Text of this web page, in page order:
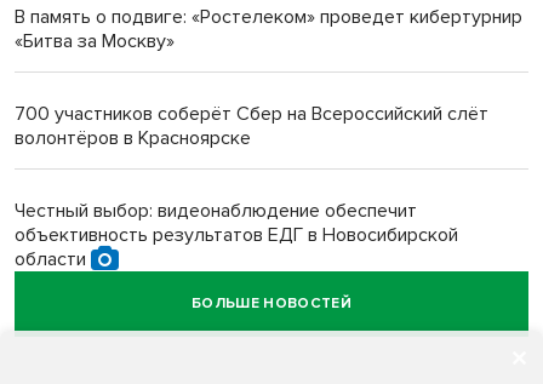
Новосибирский преподаватель с женой вошли в топ-16
Обновлённое отделение ВТБ открылось в Искитиме
В память о подвиге: «Ростелеком» проведет кибертурнир
«Битва за Москву»
700 участников соберёт Сбер на Всероссийский слёт
волонтёров в Красноярске
Честный выбор: видеонаблюдение обеспечит
объективность результатов ЕДГ в Новосибирской
области
Кибертанки пошли в бой: «Ростелеком» объявляет
БОЛЬШЕ НОВОСТЕЙ